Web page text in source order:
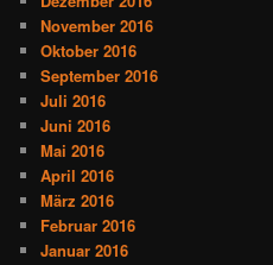
November 2016
Oktober 2016
September 2016
Juli 2016
Juni 2016
Mai 2016
April 2016
März 2016
Februar 2016
Januar 2016